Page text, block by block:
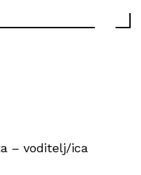
– voditelj/ica